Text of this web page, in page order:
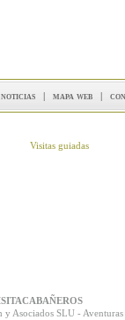
noticias | mapa web |
Visitas guiadas
y Asociados SLU -